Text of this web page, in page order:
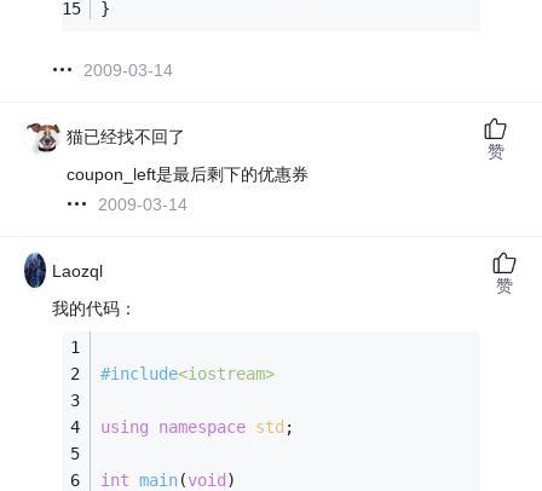
}
2009-03-14
猫已经找不回了
coupon_left是最后剩下的优惠券
2009-03-14
赞
Laozql
我的代码：
#include<iostream>
using namespace std ;
int main(void)
赞